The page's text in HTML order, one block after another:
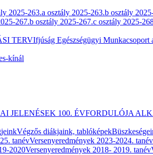
2025-263.a osztály 2025-263.b osztály
267.b osztály 2025-267.c osztály 2025-26
TERVIfjúság Egészségügyi Munkacsoport
kínál
JELENÉSEK 100. ÉVFORDULÓJA
Végzős diákjaink, tablóképek
tanévVersenyeredmények 2023-2024. tanév
2020Versenyeredmények 2018- 2019. tanév